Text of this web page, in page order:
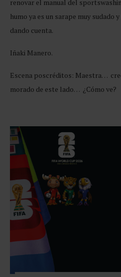
renovar el manual del
humo ya es un sarape muy sudado
dando cuenta.
Iñaki Manero.
Escena poscréditos: Maestra…
morado de este lado… ¿Cómo ve?